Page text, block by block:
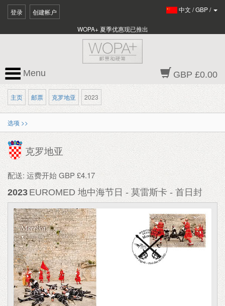
登录 创建帐户 中文 /GBP/
WOPA+ 夏季优惠现已推出
GBP £0.00
Menu
主页 邮票 克罗地亚 2023
选项 >>
克罗地亚
配送: 运费开始 GBP £4.17
2023 EUROMED 地中海节日 - 莫雷斯卡 - 首日封